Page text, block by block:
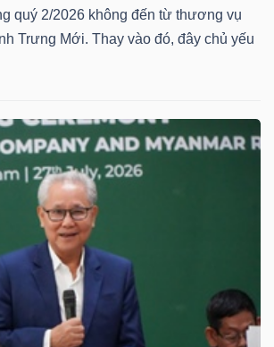
quý 2/2026 không đến từ thương vụ
Trưng Mới. Thay vào đó, đây chủ yếu